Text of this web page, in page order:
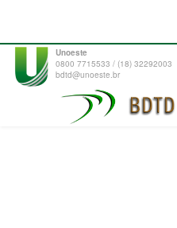
Unoeste
0800 7715533 / (18) 32292003
bdtd@unoeste.br